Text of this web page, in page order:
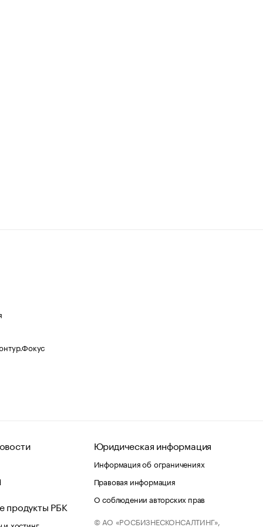
продукты РБК
хостинг
Юридическая информация
Информация об ограничениях
Правовая информация
О соблюдении авторских прав
© АО «РОСБИЗНЕСКОНСАЛТИНГ»,